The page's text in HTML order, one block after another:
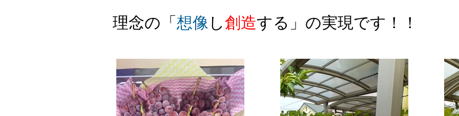
理念の「想像し創造する」の実現です！！